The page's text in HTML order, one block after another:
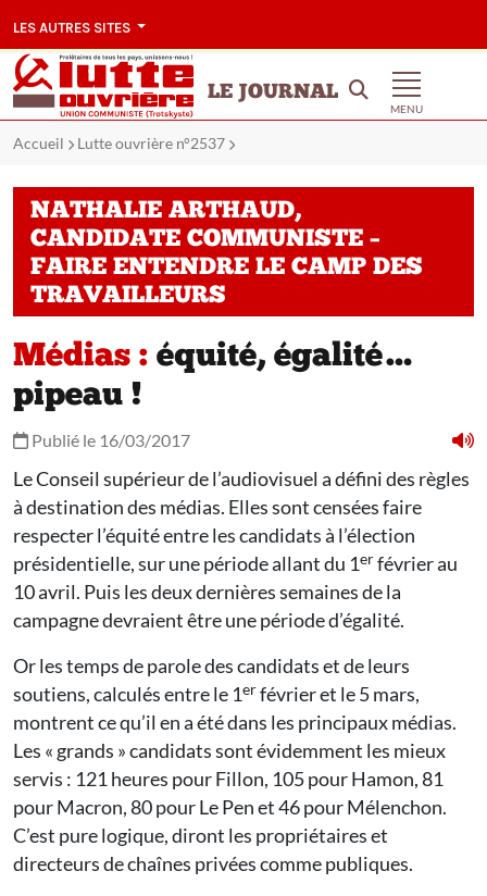
LES AUTRES SITES
LE JOURNAL
MENU
Accueil Lutte ouvrière n°2537
NATHALIE ARTHAUD,
CANDIDATE COMMUNISTE –
FAIRE ENTENDRE LE CAMP DES
TRAVAILLEURS
Médias : équité, égalité…
pipeau !
Publié le 16/03/2017
Le Conseil supérieur de l’audiovisuel a défini des règles
à destination des médias. Elles sont censées faire
respecter l’équité entre les candidats à l’élection
présidentielle, sur une période allant du 1erfévrier au
10 avril. Puis les deux dernières semaines de la
campagne devraient être une période d’égalité.
Or les temps de parole des candidats et de leurs
soutiens, calculés entre le 1erfévrier et le 5 mars,
montrent ce qu’il en a été dans les principaux médias.
Les « grands » candidats sont évidemment les mieux
servis : 121 heures pour Fillon, 105 pour Hamon, 81
pour Macron, 80 pour Le Pen et 46 pour Mélenchon.
C’est pure logique, diront les propriétaires et
directeurs de chaînes privées comme publiques.